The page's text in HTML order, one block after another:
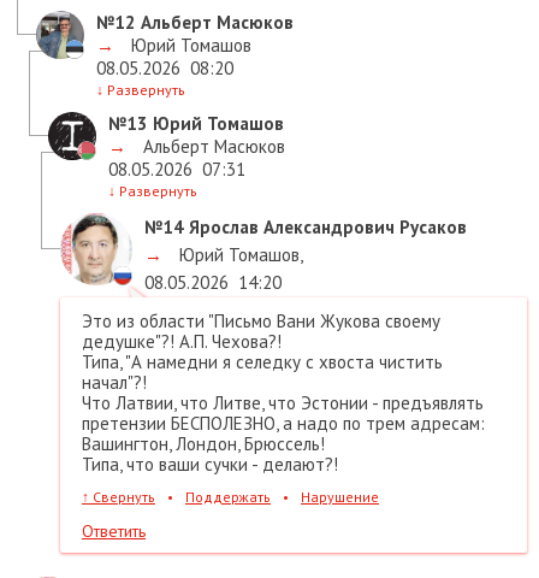
№12 Альберт Масюков
→
Юрий Томашов
08.05.2026 08:20
↓ Развернуть
№13 Юрий Томашов
→
Альберт Масюков
08.05.2026 07:31
↓ Развернуть
№14 Ярослав Александрович Русаков
→
Юрий Томашов,
08.05.2026 14:20
Это из области "Письмо Вани Жукова своему
дедушке"?! А.П. Чехова?!
Типа, "А намедни я селедку с хвоста чистить
начал"?!
Что Латвии, что Литве, что Эстонии - предъявлять
претензии БЕСПОЛЕЗНО, а надо по трем адресам:
Вашингтон, Лондон, Брюссель!
Типа, что ваши сучки - делают?!
↑ Свернуть • Поддержать • Нарушение
Ответить